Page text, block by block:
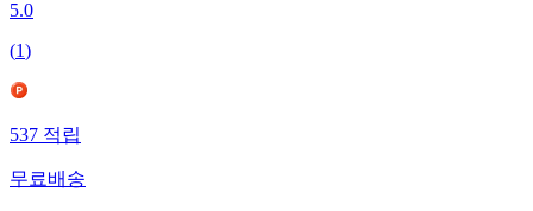
5.0
(1)
537적립
무료배송